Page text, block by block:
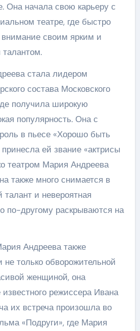
Она начала свою карьеру с
театре, где быстро
своим ярким и
стала лидером
состава Московского
получила широкую
популярность. Она с
в пьесе «Хорошо быть
принесла ей звание «актрисы
театром Мария Андреева
также много снимается в
талант и невероятная
по-другому раскрываются на
Андреева также
не только обворожительной
женщиной, она
режиссера Ивана
их встреча произошла во
«Подруги», где Мария